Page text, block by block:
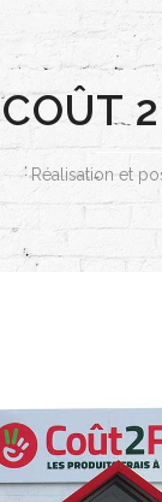
COÛT
Réalisation et